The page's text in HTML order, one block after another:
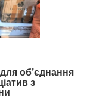
об’єднання
з